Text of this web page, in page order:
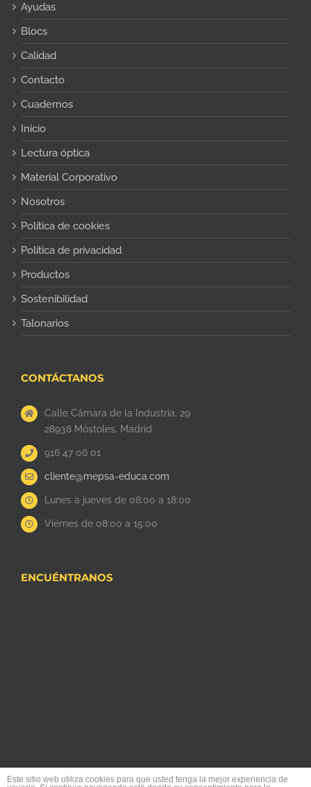
Ayudas
Blocs
Calidad
Contacto
Cuadernos
Inicio
Lectura óptica
Material Corporativo
Nosotros
Política de cookies
Política de privacidad
Productos
Sostenibilidad
Talonarios
CONTÁCTANOS
Calle Cámara de la Industria, 29
28938 Móstoles, Madrid
916 47 06 01
cliente@mepsa-educa.com
Lunes a jueves de 08:00 a 18:00
Viernes de 08:00 a 15:00
ENCUÉNTRANOS
Este sitio web utiliza cookies para que usted tenga la mejor experiencia de